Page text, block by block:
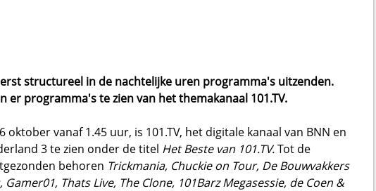
structureel in de nachtelijke uren programma's uitzenden.
er programma's te zien van het themakanaal 101.TV.
oktober vanaf 1.45 uur, is 101.TV, het digitale kanaal van BNN en
3 te zien onder de titel Het Beste van 101.TV.Tot de
behoren Trickmania, Chuckie on Tour, De Bouwvakkers
Thats Live, The Clone, 101Barz Megasessie, de Coen &